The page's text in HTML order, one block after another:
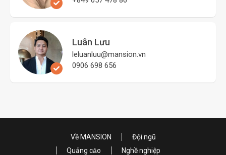
Luân Lưu
leluanluu@mansion.vn
0906 698 656
Về MANSION
Đội ngũ
Quảng cáo
Nghề nghiệp